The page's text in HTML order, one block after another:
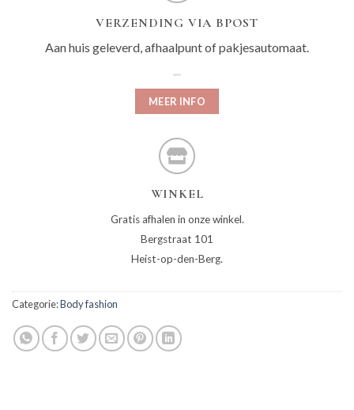
VERZENDING VIA BPOST
Aan huis geleverd, afhaalpunt of pakjesautomaat.
MEER INFO
WINKEL
Gratis afhalen in onze winkel.
Bergstraat 101
Heist-op-den-Berg.
Categorie:Body fashion